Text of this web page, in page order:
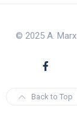
© 2025 A. Marx
Back to Top